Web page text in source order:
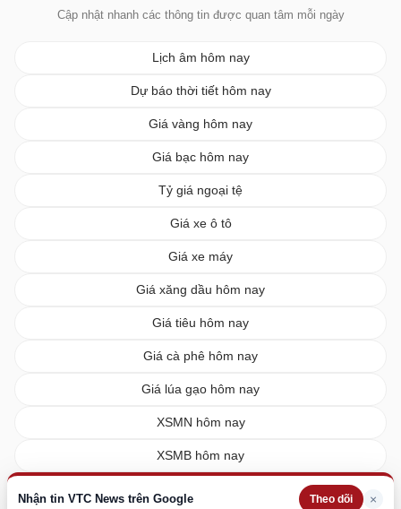
Nhận tin VTC News trên Google Theo dõi ×
Cập nhật nhanh các thông tin được quan tâm mỗi ngày
Lịch âm hôm nay
Dự báo thời tiết hôm nay
Giá vàng hôm nay
Giá bạc hôm nay
Tỷ giá ngoại tệ
Giá xe ô tô
Giá xe máy
Giá xăng dầu hôm nay
Giá tiêu hôm nay
Giá cà phê hôm nay
Giá lúa gạo hôm nay
XSMN hôm nay
XSMB hôm nay